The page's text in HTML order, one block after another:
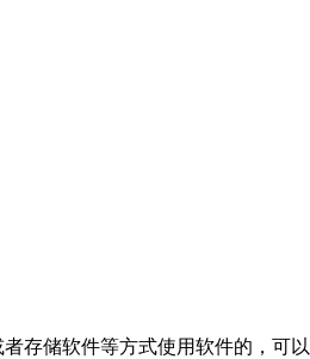
存储软件等方式使用软件的，可